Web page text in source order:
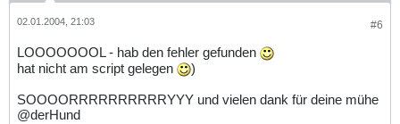
#6
02.01.2004, 21:03
LOOOOOOOL - hab den fehler gefunden
hat nicht am script gelegen
)
SOOOORRRRRRRRRRYYY und vielen dank für deine mühe
@derHund